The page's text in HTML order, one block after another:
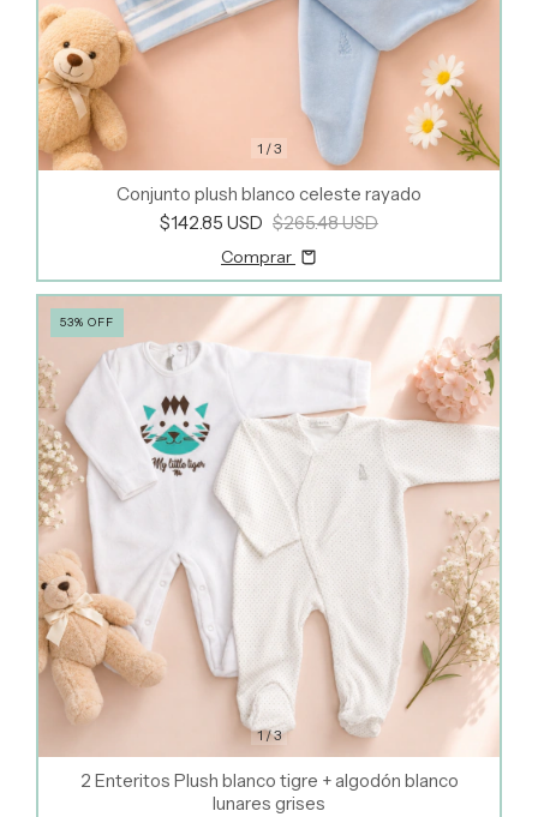
1 /3
Conjunto plush blanco celeste rayado
$142.85 USD $265.48 USD
Comprar
1/3
53% OFF
2 Enteritos Plush blanco tigre + algodón blanco
lunares grises